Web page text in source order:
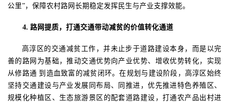
公里”，保障农村路网长期稳定发挥民生与产业支撑效能。
4. 路网提质，打通交通带动减贫的价值转化通道
高淳区的交通减贫工作，并未止步于道路建设本身，而是以完
善的路网为基础，推动交通优势向产业优势、增收优势转化，实现
从修路通 到造血致富的减贫闭环。在规划与建设阶段，高淳区始终
坚持交通建设与产业发展同布局、同推进，优先推进特色养殖区、
规模化种植区、生态旅游景区的配套道路建设，打通农产品出村进